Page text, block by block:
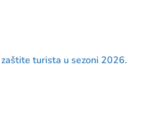
turista u sezoni 2026.